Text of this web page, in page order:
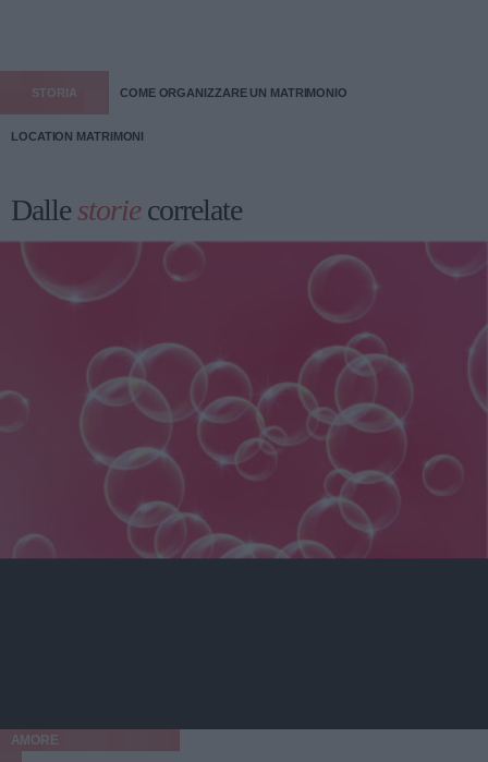
STORIA COME ORGANIZZARE UN MATRIMONIO
LOCATION MATRIMONI
Dallestoriecorrelate
AMORE